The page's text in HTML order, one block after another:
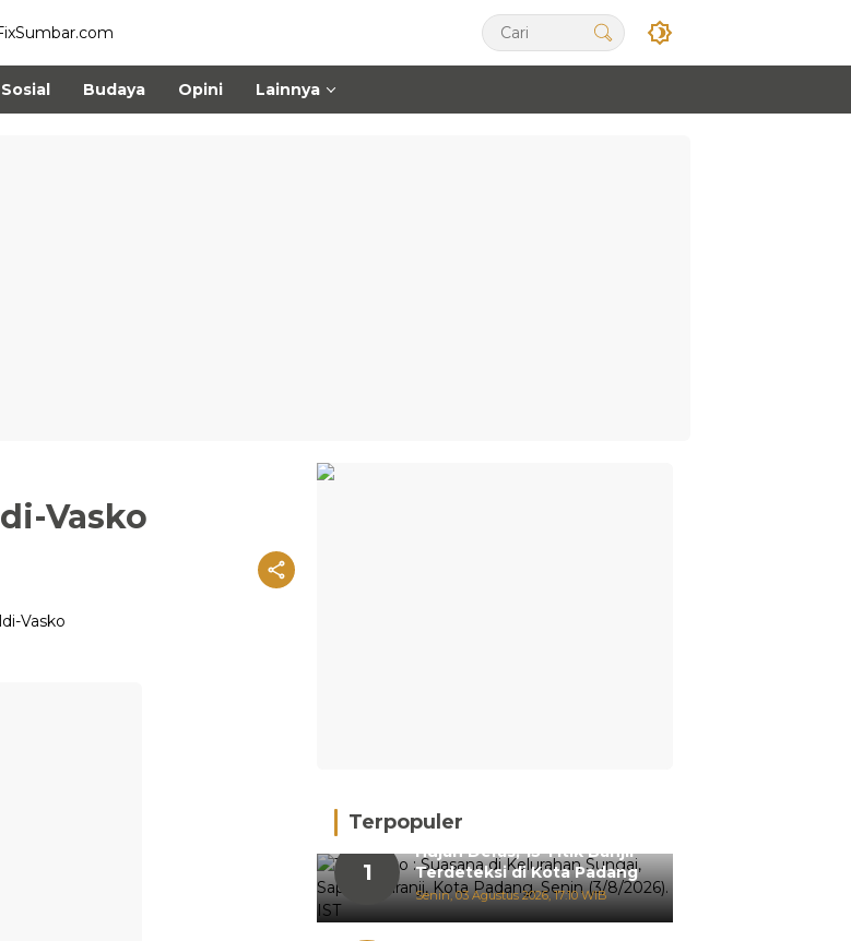
Sosial Budaya Opini Lainnya
Vasko
Terpopuler
1
Hujan Deras, 15 Titik Banjir
Terdeteksi di Kota Padang
Senin, 03 Agustus 2026, 17:10 WIB